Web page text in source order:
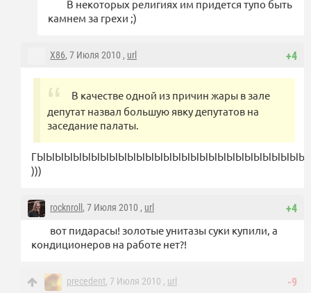
В некоторых религиях им придется тупо быть
камнем за грехи ;)
+4
X86, 7 Июля 2010 , url
В качестве одной из причин жары в зале
депутат назвал большую явку депутатов на
заседание палаты.
)))
+4
rocknroll , 7 Июля 2010 , url
вот пидарасы! золотые унитазы суки купили, а
кондиционеров на работе нет?!
-9
precedent, 7 Июля 2010 , url